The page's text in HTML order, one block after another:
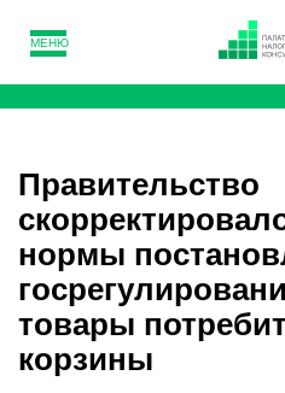
МЕНЮ
Правительство
нормы
товары
корзины